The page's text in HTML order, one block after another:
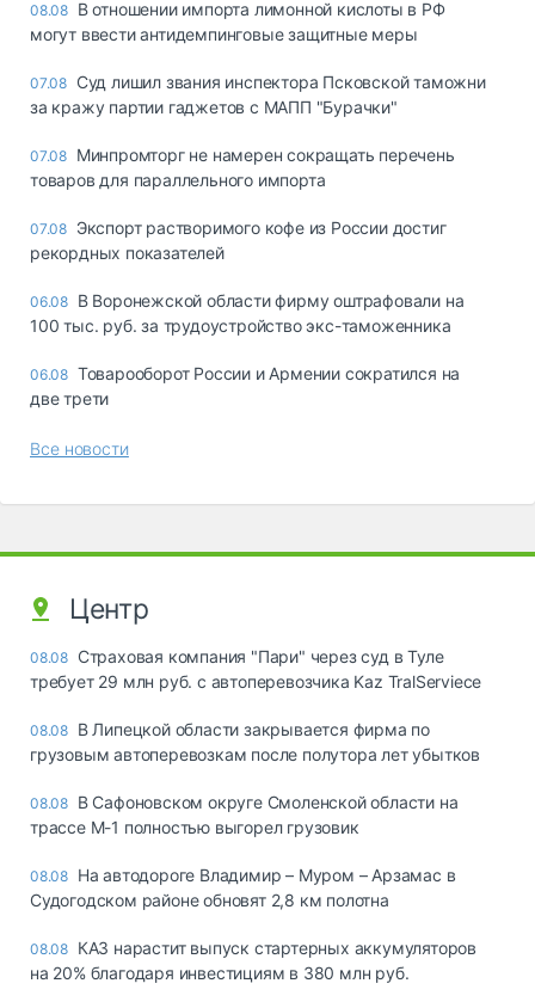
08.08 В отношении импорта лимонной кислоты в РФ
могут ввести антидемпинговые защитные меры
07.08 Суд лишил звания инспектора Псковской таможни
за кражу партии гаджетов с МАПП "Бурачки"
07.08 Минпромторг не намерен сокращать перечень
товаров для параллельного импорта
07.08 Экспорт растворимого кофе из России достиг
рекордных показателей
06.08 В Воронежской области фирму оштрафовали на
100 тыс. руб. за трудоустройство экс-таможенника
06.08 Товарооборот России и Армении сократился на
две трети
Все новости
Центр
08.08 Страховая компания "Пари" через суд в Туле
требует 29 млн руб. с автоперевозчика Kaz TralServiece
08.08 В Липецкой области закрывается фирма по
грузовым автоперевозкам после полутора лет убытков
08.08 В Сафоновском округе Смоленской области на
трассе М-1 полностью выгорел грузовик
08.08 На автодороге Владимир – Муром – Арзамас в
Судогодском районе обновят 2,8 км полотна
08.08 КАЗ нарастит выпуск стартерных аккумуляторов
на 20% благодаря инвестициям в 380 млн руб.